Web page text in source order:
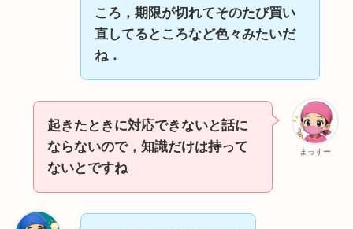
ころ，期限が切れてそのたび買い
直してるところなど色々みたいだ
ね．
まっすー
起きたときに対応できないと話に
ならないので，知識だけは持って
ないとですね